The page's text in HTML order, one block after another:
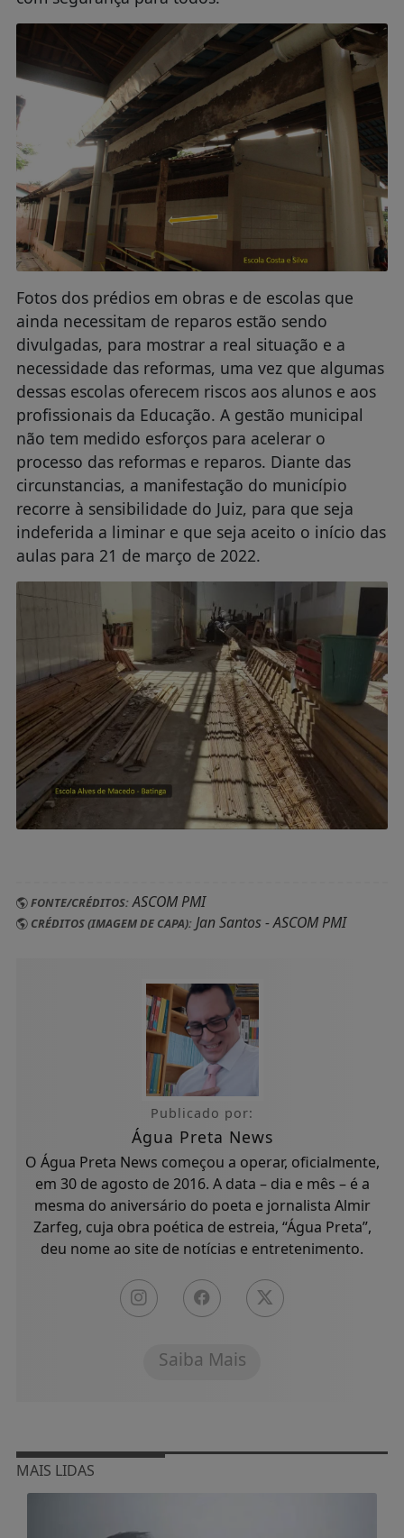
Fotos dos prédios em obras e de escolas que
ainda necessitam de reparos estão sendo
divulgadas, para mostrar a real situação e a
necessidade das reformas, uma vez que algumas
dessas escolas oferecem riscos aos alunos e aos
profissionais da Educação. A gestão municipal
não tem medido esforços para acelerar o
processo das reformas e reparos. Diante das
circunstancias, a manifestação do município
recorre à sensibilidade do Juiz, para que seja
indeferida a liminar e que seja aceito o início das
aulas para 21 de março de 2022.
FONTE/CRÉDITOS:ASCOM PMI
CRÉDITOS (IMAGEM DE CAPA):Jan Santos - ASCOM PMI
Publicado por:
Água Preta News
O Água Preta News começou a operar, oficialmente,
em 30 de agosto de 2016. A data – dia e mês – é a
mesma do aniversário do poeta e jornalista Almir
Zarfeg, cuja obra poética de estreia, “Água Preta”,
deu nome ao site de notícias e entretenimento.
Saiba Mais
MAIS LIDAS